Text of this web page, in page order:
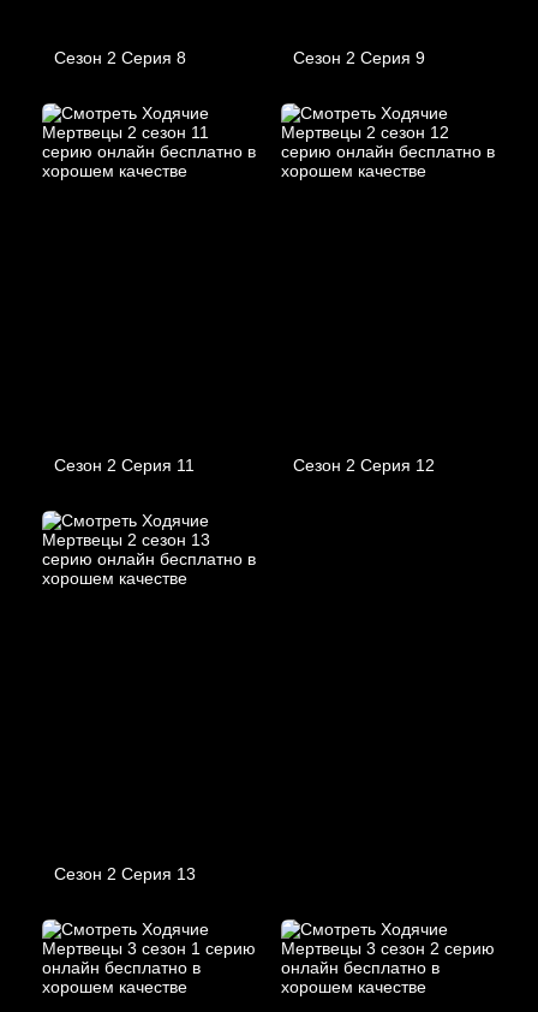
Сезон 2 Серия 8 Сезон 2 Серия 9
Сезон 2 Серия 11 Сезон 2 Серия 12
Сезон 2 Серия 13